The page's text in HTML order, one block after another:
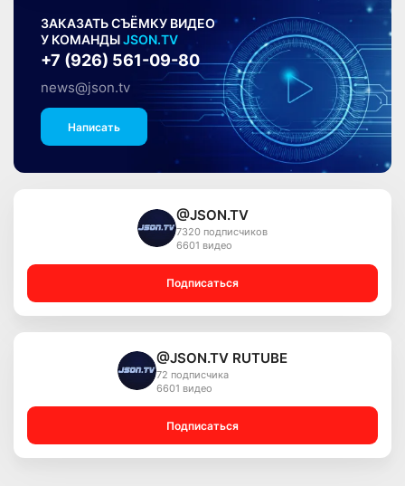
ЗАКАЗАТЬ СЪЁМКУ ВИДЕО
У КОМАНДЫJSON.TV
+7 (926) 561-09-80
news@json.tv
Написать
@JSON.TV
7320 подписчиков
6601 видео
Подписаться
@JSON.TV RUTUBE
72 подписчика
6601 видео
Подписаться